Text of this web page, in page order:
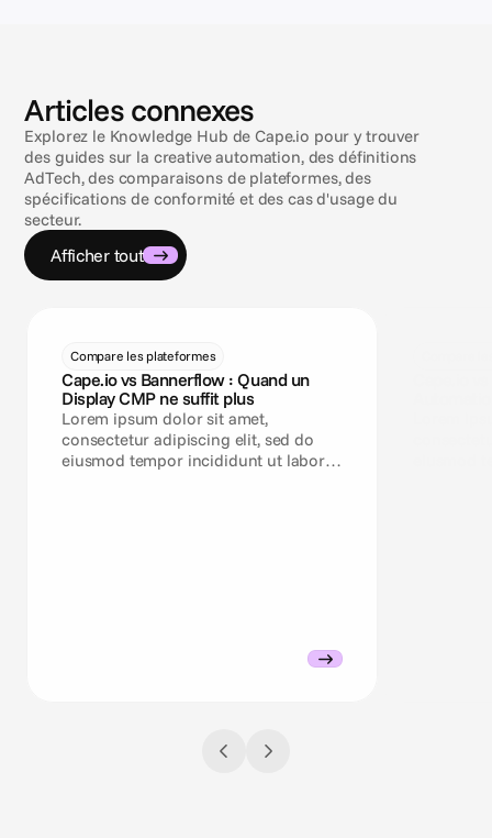
Articles connexes
Explorez le Knowledge Hub de Cape.io pour y trouver
des guides sur la creative automation, des définitions
AdTech, des comparaisons de plateformes, des
spécifications de conformité et des cas d'usage du
secteur.
Afficher tout
Compare les plateformes
Cape.io vs Bannerflow : Quand un
Display CMP ne suffit plus
Lorem ipsum dolor sit amet,
consectetur adipiscing elit, sed do
eiusmod tempor incididunt ut labore